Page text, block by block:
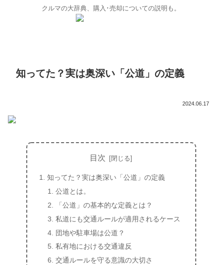
クルマの大辞典、購入･売却についての説明も。
知ってた？実は奥深い「公道」の定義
2024.06.17
目次
知ってた？実は奥深い「公道」の定義
公道とは。
「公道」の基本的な定義とは？
私道にも交通ルールが適用されるケース
団地や駐車場は公道？
私有地における交通違反
交通ルールを守る意識の大切さ